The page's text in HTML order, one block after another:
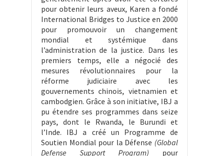
pour obtenir leurs aveux, Karen a fondé
International Bridges to Justice en 2000
pour promouvoir un changement
mondial et systémique dans
l’administration de la justice. Dans les
premiers temps, elle a négocié des
mesures révolutionnaires pour la
réforme judiciaire avec les
gouvernements chinois, vietnamien et
cambodgien. Grâce à son initiative, IBJ a
pu étendre ses programmes dans seize
pays, dont le Rwanda, le Burundi et
l’Inde. IBJ a créé un Programme de
Soutien Mondial pour la Défense (Global
Defense Support Program) pour